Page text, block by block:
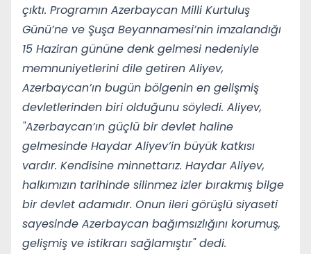
çıktı. Programın Azerbaycan Milli Kurtuluş
Günü’ne ve Şuşa Beyannamesi’nin imzalandığı
15 Haziran gününe denk gelmesi nedeniyle
memnuniyetlerini dile getiren Aliyev,
Azerbaycan’ın bugün bölgenin en gelişmiş
devletlerinden biri olduğunu söyledi. Aliyev,
"Azerbaycan’ın güçlü bir devlet haline
gelmesinde Haydar Aliyev’in büyük katkısı
vardır. Kendisine minnettarız. Haydar Aliyev,
halkımızın tarihinde silinmez izler bırakmış bilge
bir devlet adamıdır. Onun ileri görüşlü siyaseti
sayesinde Azerbaycan bağımsızlığını korumuş,
gelişmiş ve istikrarı sağlamıştır" dedi.